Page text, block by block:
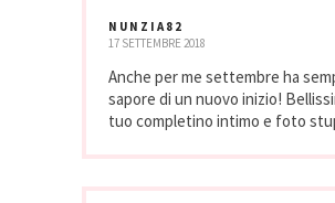
NUNZIA82
17 SETTEMBRE 2018
Anche per me settembre ha
sapore di un nuovo inizio!
tuo completino intimo e foto